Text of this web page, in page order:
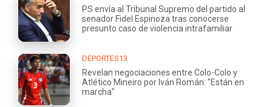
PS envía al Tribunal Supremo del partido al
senador Fidel Espinoza tras conocerse
presunto caso de violencia intrafamiliar
DEPORTES13
Revelan negociaciones entre Colo-Colo y
Atlético Mineiro por Iván Román: "Están en
marcha"